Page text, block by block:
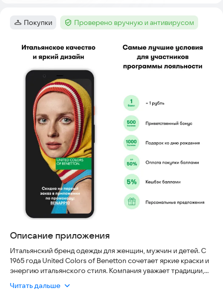
Категория:
Покупки Тег :Проверено вручную и антивирусом
Скриншоты
Описание приложения
Итальянский бренд одежды для женщин, мужчин и детей. С
1965 года United Colors of Benetton сочетает яркие краски и
энергию итальянского стиля. Компания уважает традиции,
тренды, создавая образы, которые идеально вписываются в
Читать дальше